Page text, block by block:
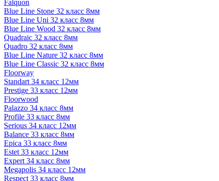
Falquon
Blue Line Stone 32 класс 8мм
Blue Line Uni 32 класс 8мм
Blue Line Wood 32 класс 8мм
Quadraic 32 класс 8мм
Quadro 32 класс 8мм
Blue Line Nature 32 класс 8мм
Blue Line Classic 32 класс 8мм
Floorway
Standart 34 класс 12мм
Prestige 33 класс 12мм
Floorwood
Palazzo 34 класс 8мм
Profile 33 класс 8мм
Serious 34 класс 12мм
Balance 33 класс 8мм
Epica 33 класс 8мм
Estet 33 класс 12мм
Expert 34 класс 8мм
Megapolis 34 класс 12мм
Respect 33 класс 8мм